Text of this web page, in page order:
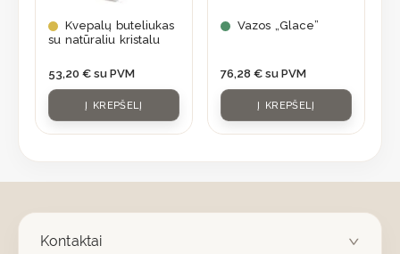
Kvepalų buteliukas
su natūraliu kristalu
53,20 € su PVM
Į KREPŠELĮ
Vazos „Glace”
76,28 € su PVM
Į KREPŠELĮ
Kontaktai